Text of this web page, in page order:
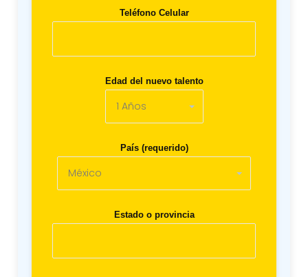
Teléfono Celular
Edad del nuevo talento
País (requerido)
Estado o provincia